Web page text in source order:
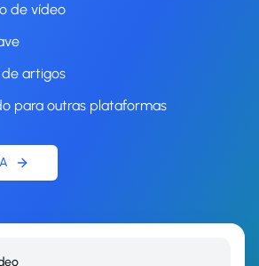
de vídeo
artigos
para outras plataformas